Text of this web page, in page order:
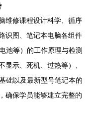
维修课程设计科学、循序
识图、笔记本电脑各组件
池等）的工作原理与检测
显示、死机、过热等）、
础以及最新型号笔记本的
确保学员能够建立完整的